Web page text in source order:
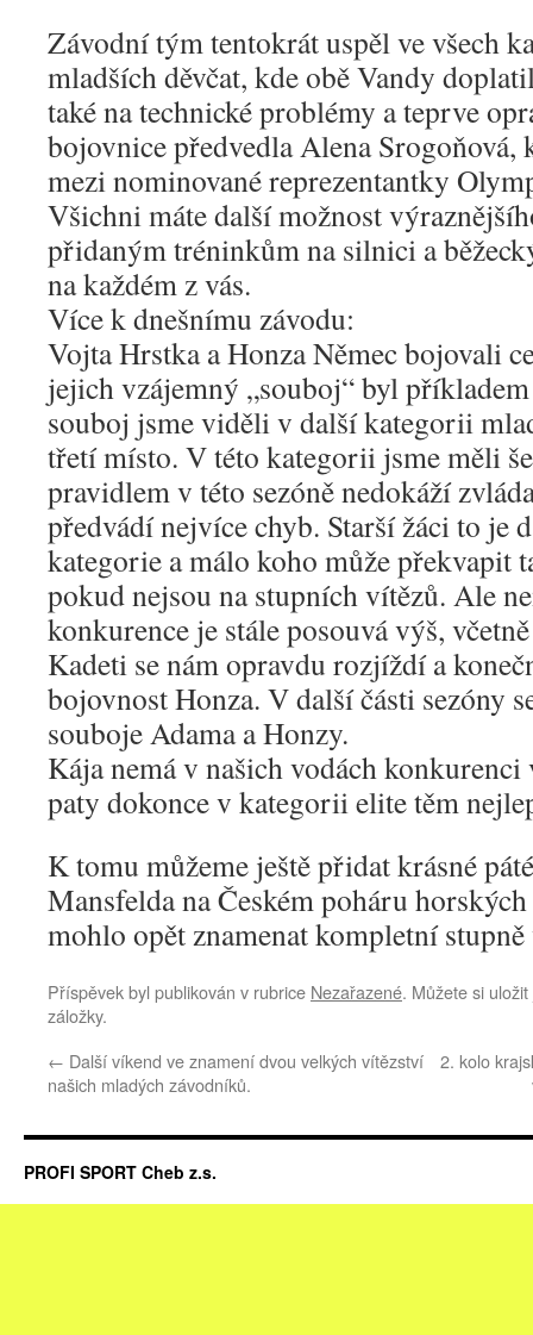
Závodní tým tentokrát uspěl ve všech
mladších děvčat, kde obě Vandy
také na technické problémy a teprve
bojovnice předvedla Alena Srogoňová,
mezi nominované reprezentantky
Všichni máte další možnost
přidaným tréninkům na silnici a
na každém z vás.
Více k dnešnímu závodu:
Vojta Hrstka a Honza Němec bojovali
jejich vzájemný „souboj“ byl
souboj jsme viděli v další kategorii
třetí místo. V této kategorii jsme měli
pravidlem v této sezóně nedokáží
předvádí nejvíce chyb. Starší žáci to je
kategorie a málo koho může překvapit
pokud nejsou na stupních vítězů. Ale
konkurence je stále posouvá výš,
Kadeti se nám opravdu rozjíždí a
bojovnost Honza. V další části sezóny
souboje Adama a Honzy.
Kája nemá v našich vodách
paty dokonce v kategorii elite těm
K tomu můžeme ještě přidat krásné
Mansfelda na Českém poháru
mohlo opět znamenat kompletní
Příspěvek byl publikován v rubrice Nezařazené. Můžete si
záložky.
← Další víkend ve znamení dvou velkých vítězství
našich mladých závodníků.
2. kolo
PROFI SPORT Cheb z.s.